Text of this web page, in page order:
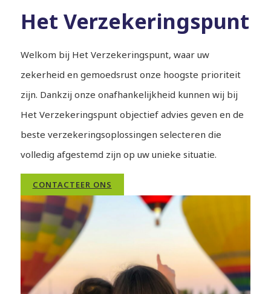
Het Verzekeringspunt
Welkom bij Het Verzekeringspunt, waar uw
zekerheid en gemoedsrust onze hoogste prioriteit
zijn. Dankzij onze onafhankelijkheid kunnen wij bij
Het Verzekeringspunt objectief advies geven en de
beste verzekeringsoplossingen selecteren die
volledig afgestemd zijn op uw unieke situatie.
CONTACTEER ONS